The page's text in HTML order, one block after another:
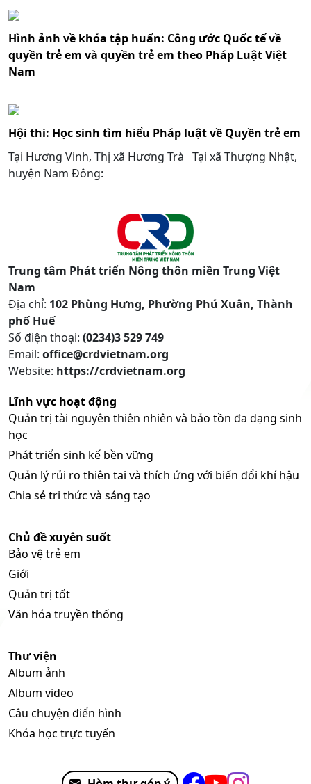
Hình ảnh về khóa tập huấn: Công ước Quốc tế về
quyền trẻ em và quyền trẻ em theo Pháp Luật Việt
Nam
Hội thi: Học sinh tìm hiểu Pháp luật về Quyền trẻ em
Tại Hương Vinh, Thị xã Hương Trà Tại xã Thượng Nhật,
huyện Nam Đông:
Trung tâm Phát triển Nông thôn miền Trung Việt
Nam
Địa chỉ: 102 Phùng Hưng, Phường Phú Xuân, Thành
phố Huế
Số điện thoại: (0234)3 529 749
Email: office@crdvietnam.org
Website: https://crdvietnam.org
Lĩnh vực hoạt động
Quản trị tài nguyên thiên nhiên và bảo tồn đa dạng sinh
học
Phát triển sinh kế bền vững
Quản lý rủi ro thiên tai và thích ứng với biến đổi khí hậu
Chia sẻ tri thức và sáng tạo
Chủ đề xuyên suốt
Bảo vệ trẻ em
Giới
Quản trị tốt
Văn hóa truyền thống
Thư viện
Album ảnh
Album video
Câu chuyện điển hình
Khóa học trực tuyến